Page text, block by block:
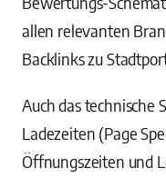
allen relevanten
Backlinks zu
Auch das technische
Ladezeiten (Page
Öffnungszeiten und